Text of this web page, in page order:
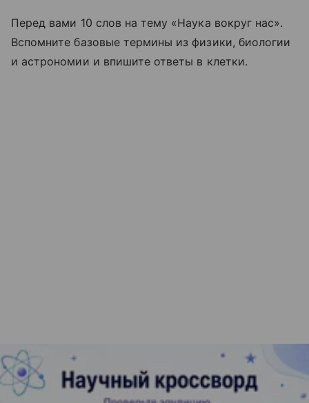
Перед вами 10 слов на тему «Наука вокруг нас».
Вспомните базовые термины из физики, биологии
и астрономии и впишите ответы в клетки.